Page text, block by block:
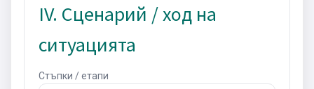
IV. Сценарий / ход на
ситуацията
Стъпки / етапи